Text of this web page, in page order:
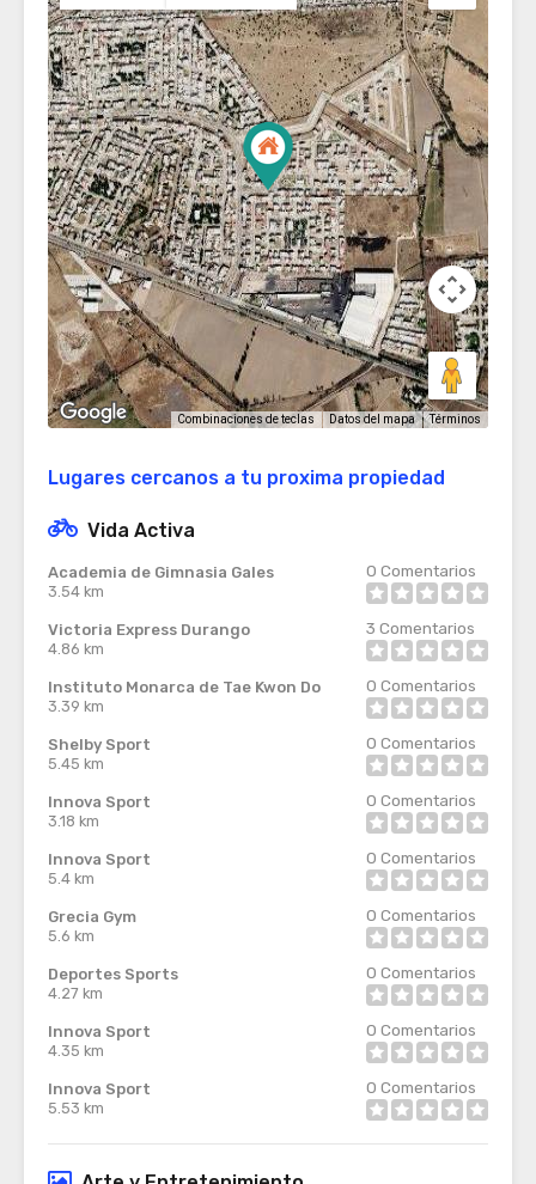
Combinaciones de teclas Datos del mapa Términos
Lugares cercanos a tu proxima propiedad
Vida Activa
Academia de Gimnasia Gales
3.54 km
0 Comentarios
Victoria Express Durango
4.86 km
3 Comentarios
Instituto Monarca de Tae Kwon Do
3.39 km
0 Comentarios
Shelby Sport
5.45 km
0 Comentarios
Innova Sport
3.18 km
0 Comentarios
Innova Sport
5.4 km
0 Comentarios
Grecia Gym
5.6 km
0 Comentarios
Deportes Sports
4.27 km
0 Comentarios
Innova Sport
4.35 km
0 Comentarios
Innova Sport
5.53 km
0 Comentarios